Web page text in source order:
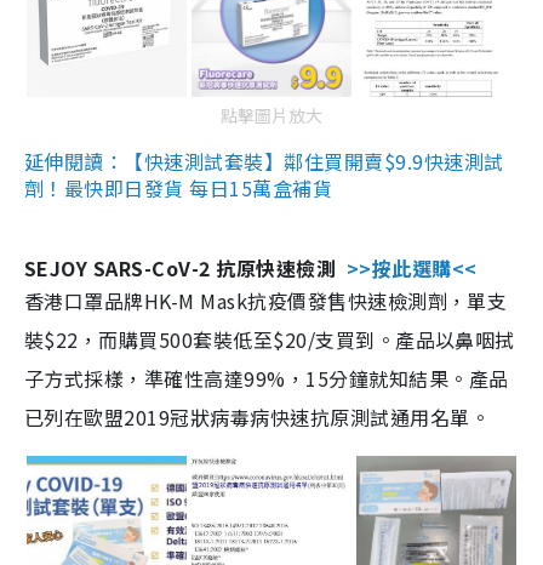
點擊圖片放大
延伸閱讀：【快速測試套裝】鄰住買開賣$9.9快速測試
劑！最快即日發貨 每日15萬盒補貨
SEJOY SARS-CoV-2 抗原快速檢測 >>按此選購<<
香港口罩品牌HK-M Mask抗疫價發售快速檢測劑，單支
裝$22，而購買500套裝低至$20/支買到。產品以鼻咽拭
子方式採樣，準確性高達99%，15分鐘就知結果。產品
已列在歐盟2019冠狀病毒病快速抗原測試通用名單。